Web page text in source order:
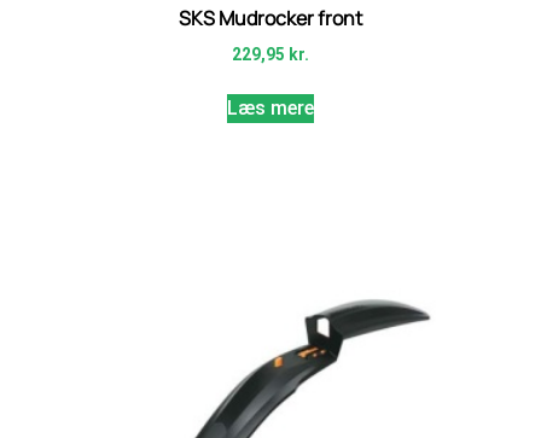
SKS Mudrocker front
229,95 kr.
Læs mere